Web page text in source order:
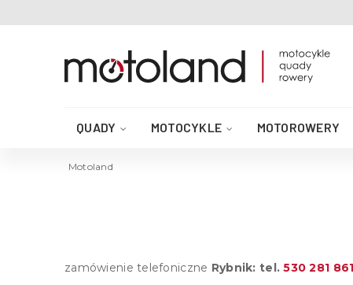
QUADY MOTOCYKLE MOTOROWERY
AKCESORIA DO QUADA
Motoland
zamówienie telefoniczne Rybnik: tel.530 281 861